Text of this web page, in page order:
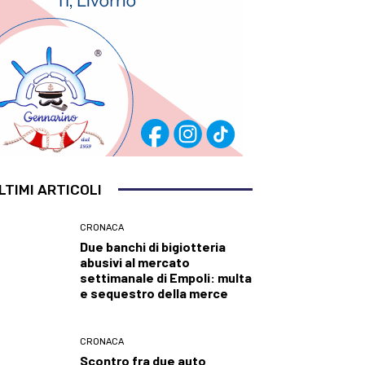
ARTICOLI
CRONACA
Due banchi di bigiotteria
abusivi al mercato
settimanale di Empoli: multa
e sequestro della merce
CRONACA
Scontro fra due auto